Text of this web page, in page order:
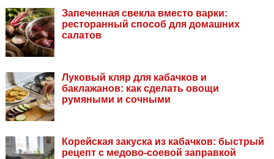
Запеченная свекла вместо варки:
ресторанный способ для домашних
салатов
Луковый кляр для кабачков и
баклажанов: как сделать овощи
румяными и сочными
Корейская закуска из кабачков: быстрый
рецепт с медово-соевой заправкой